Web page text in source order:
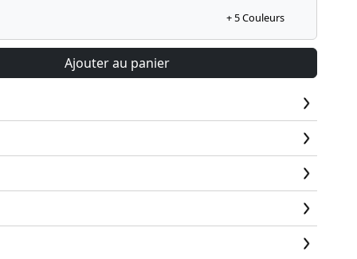
+ 5 Couleurs
Ajouter au panier